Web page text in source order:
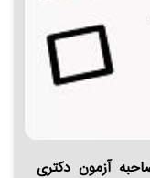
آزمون دکتری